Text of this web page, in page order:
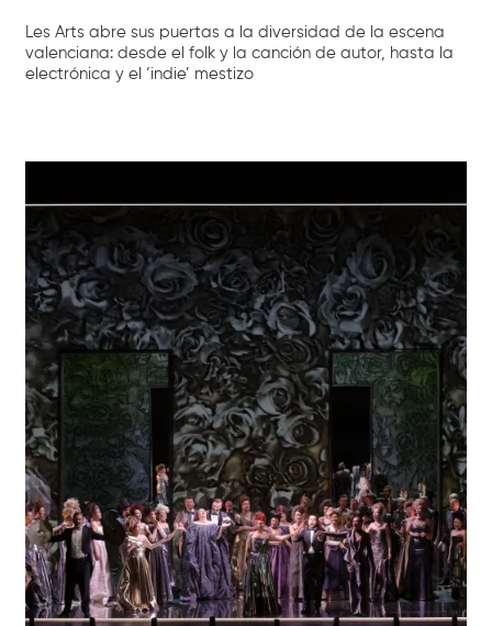
Les Arts abre sus puertas a la diversidad de la escena
valenciana: desde el folk y la canción de autor, hasta la
electrónica y el ‘indie’ mestizo